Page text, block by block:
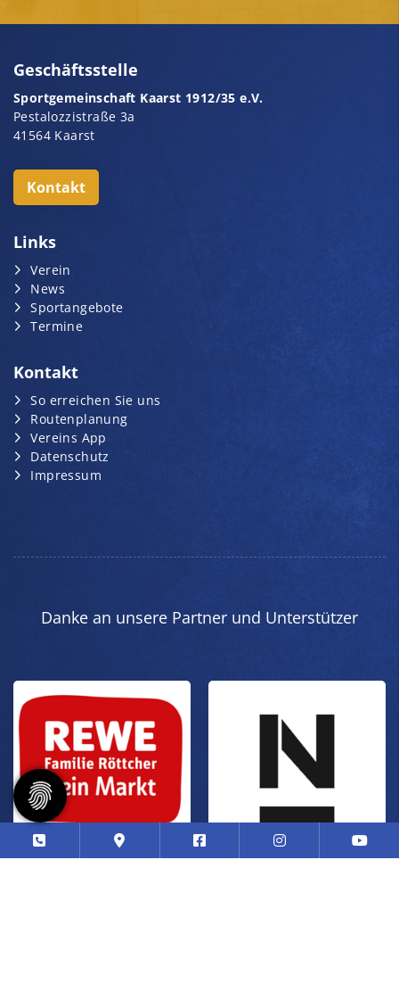
Geschäftsstelle
Sportgemeinschaft Kaarst 1912/35 e.V.
Pestalozzistraße 3a
41564 Kaarst
Kontakt
Links
Verein
News
Sportangebote
Termine
Kontakt
So erreichen Sie uns
Routenplanung
Vereins App
Datenschutz
Impressum
Danke an unsere Partner und Unterstützer